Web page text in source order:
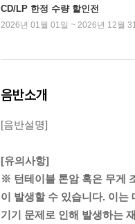
CD/LP 한정 수량 할인전
2026년 01월 01일 ~ 2026년 12월
음반소개
[음반설명]
[유의사항]
※ 턴테이블 톤암 혹은 무게
이 발생할 수 있습니다. 이는
기기 문제로 인해 발생하는